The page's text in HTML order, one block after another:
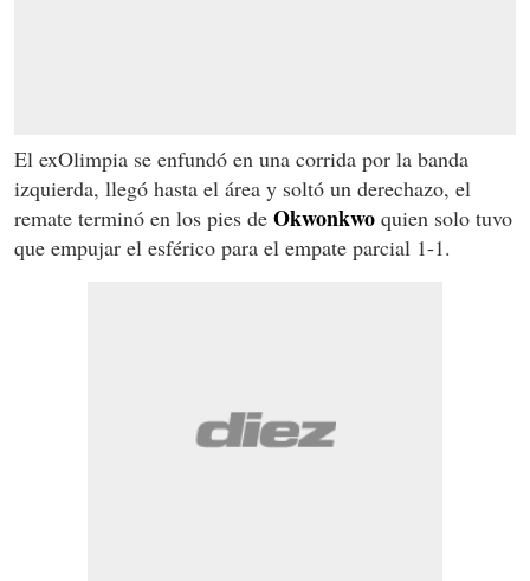
El exOlimpia se enfundó en una corrida por la banda
izquierda, llegó hasta el área y soltó un derechazo, el
remate terminó en los pies de Okwonkwo quien solo tuvo
que empujar el esférico para el empate parcial 1-1.